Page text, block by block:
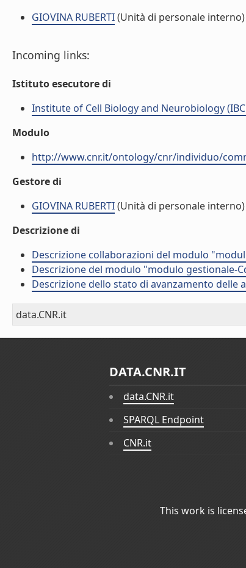
GIOVINA RUBERTI(Unità di personale interno)
Incoming links:
Istituto esecutore di
Institute of Cell Biology and Neurobiology
Modulo
http://www.cnr.it/ontology/cnr/individuo/
Gestore di
GIOVINA RUBERTI(Unità di personale interno)
Descrizione di
Descrizione collaborazioni del modulo
Descrizione del modulo "modulo gestionale-
Descrizione dello stato di avanzamento delle
data.CNR.it
DATA.CNR.IT
data.CNR.it
SPARQL Endpoint
CNR.it
This work is